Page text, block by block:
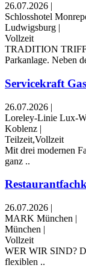
26.07.2026 |
Schlosshotel
Ludwigsburg |
Vollzeit
TRADITION
Parkanlage. Neben
Servicekraft
26.07.2026 |
Loreley-Linie Lux-
Koblenz |
Teilzeit,Vollzeit
Mit drei modernen
ganz ..
26.07.2026 |
MARK München |
München |
Vollzeit
WER WIR SIND?
flexiblen ..